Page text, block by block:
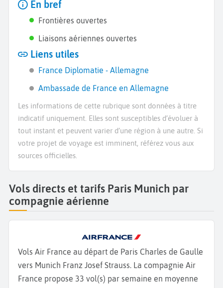
En bref
Frontières ouvertes
Liaisons aériennes ouvertes
Liens utiles
France Diplomatie - Allemagne
Ambassade de France en Allemagne
Les informations de cette rubrique sont données à titre
indicatif uniquement. Elles sont susceptibles d’évoluer à
tout instant et peuvent varier d’une région à une autre. Si
votre projet de voyage est imminent, référez vous aux
sources officielles.
Vols directs et tarifs Paris Munich par
compagnie aérienne
Vols Air France au départ de Paris Charles de Gaulle
vers Munich Franz Josef Strauss. La compagnie Air
France propose 33 vol(s) par semaine en moyenne